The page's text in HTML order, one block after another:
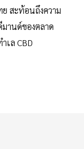
สะท้อนถึงความ
านด์ของตลาด
เล CBD